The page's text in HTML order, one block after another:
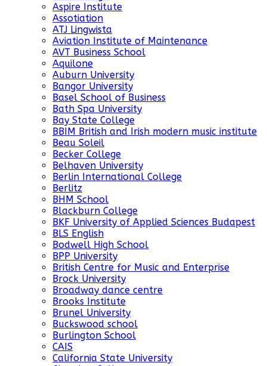
Aspire Institute
Assotiation
ATJ Lingwista
Aviation Institute of Maintenance
AVT Business School
Aquilone
Auburn University
Bangor University
Basel School of Business
Bath Spa University
Bay State College
BBIM British and Irish modern music institute
Beau Soleil
Becker College
Belhaven University
Berlin International College
Berlitz
BHM School
Blackburn College
BKF University of Applied Sciences Budapest
BLS English
Bodwell High School
BPP University
British Centre for Music and Enterprise
Brock University
Broadway dance centre
Brooks Institute
Brunel University
Buckswood school
Burlington School
CAIS
California State University